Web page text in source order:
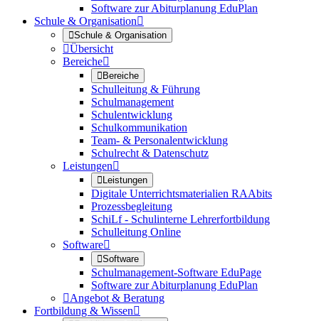
Software zur Abiturplanung EduPlan
Schule & Organisation
Schule & Organisation
Übersicht
Bereiche
Bereiche
Schulleitung & Führung
Schulmanagement
Schulentwicklung
Schulkommunikation
Team- & Personalentwicklung
Schulrecht & Datenschutz
Leistungen
Leistungen
Digitale Unterrichtsmaterialien RAAbits
Prozessbegleitung
SchiLf - Schulinterne Lehrerfortbildung
Schulleitung Online
Software
Software
Schulmanagement-Software EduPage
Software zur Abiturplanung EduPlan
Angebot & Beratung
Fortbildung & Wissen